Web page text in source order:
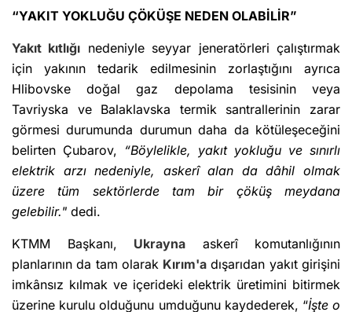
“YAKIT YOKLUĞU ÇÖKÜŞE NEDEN OLABİLİR”
Yakıt kıtlığı nedeniyle seyyar jeneratörleri çalıştırmak
için yakının tedarik edilmesinin zorlaştığını ayrıca
Hlibovske doğal gaz depolama tesisinin veya
Tavriyska ve Balaklavska termik santrallerinin zarar
görmesi durumunda durumun daha da kötüleşeceğini
belirten Çubarov, “Böylelikle, yakıt yokluğu ve sınırlı
elektrik arzı nedeniyle, askerî alan da dâhil olmak
üzere tüm sektörlerde tam bir çöküş meydana
gelebilir." dedi.
KTMM Başkanı, Ukrayna askerî komutanlığının
planlarının da tam olarak Kırım'a dışarıdan yakıt girişini
imkânsız kılmak ve içerideki elektrik üretimini bitirmek
üzerine kurulu olduğunu umduğunu kaydederek, “İşte o